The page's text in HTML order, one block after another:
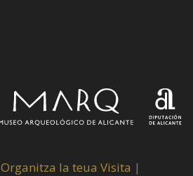
Organitza la teua Visita |